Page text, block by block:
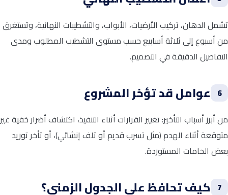
تشمل الدهان، تركيب الأرضيات، الأبواب، والتشطيبات النهائية، وتستغرق
من أسبوع إلى ثلاثة أسابيع حسب مستوى التشطيب المطلوب ومدى
التفاصيل الدقيقة في التصميم.
6 عوامل قد تؤخر المشروع
من أبرز أسباب التأخير: تغيير القرارات أثناء التنفيذ، اكتشاف أضرار خفية غير
متوقعة أثناء الهدم (مثل تسرب قديم أو تلف إنشائي)، أو تأخر توريد
بعض الخامات المستوردة.
7 كيف تحافظ على الجدول الزمني؟